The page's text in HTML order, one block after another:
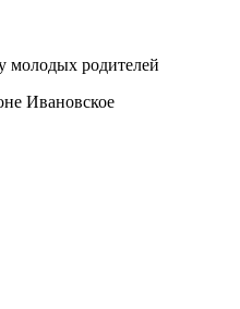
молодых родителей
Ивановское